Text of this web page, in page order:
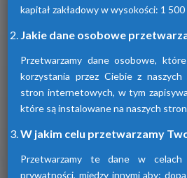
kapitał zakładowy w wysokości: 1
Jakie dane osobowe
Przetwarzamy dane osobowe,
korzystania przez Ciebie z naszych
stron internetowych, w tym
które są instalowane na naszych
W jakim celu przetwarzamy
Przetwarzamy te dane w
prywatności, między innymi aby: